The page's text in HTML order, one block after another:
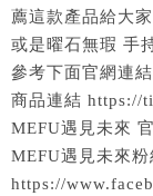
薦這款產品給大
或是曜石無瑕 手
參考下面官網連
商品連結 https://
MEFU遇見未來
MEFU遇見未來粉
https://